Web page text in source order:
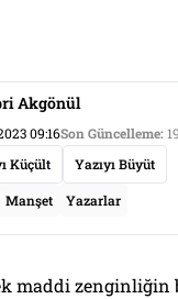
Akgönül
09:16Son Güncelleme:
Küçült Yazıyı Büyüt
Manşet Yazarlar
maddi zenginliğin